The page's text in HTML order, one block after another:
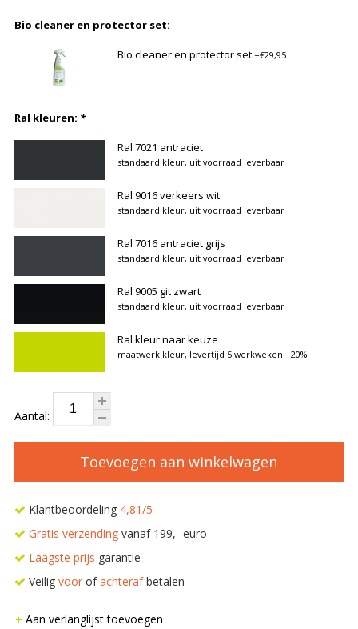
Bio cleaner en protector set:
Bio cleaner en protector set +€29,95
Ral kleuren: *
Ral 7021 antraciet
standaard kleur, uit voorraad leverbaar
Ral 9016 verkeers wit
standaard kleur, uit voorraad leverbaar
Ral 7016 antraciet grijs
standaard kleur, uit voorraad leverbaar
Ral 9005 git zwart
standaard kleur, uit voorraad leverbaar
Ral kleur naar keuze
maatwerk kleur, levertijd 5 werkweken +20%
Aantal:
Toevoegen aan winkelwagen
Klantbeoordeling 4,81/5
Gratis verzendingvanaf 199,- euro
Laagste prijs garantie
Veilig voorofachterafbetalen
Aan verlanglijst toevoegen